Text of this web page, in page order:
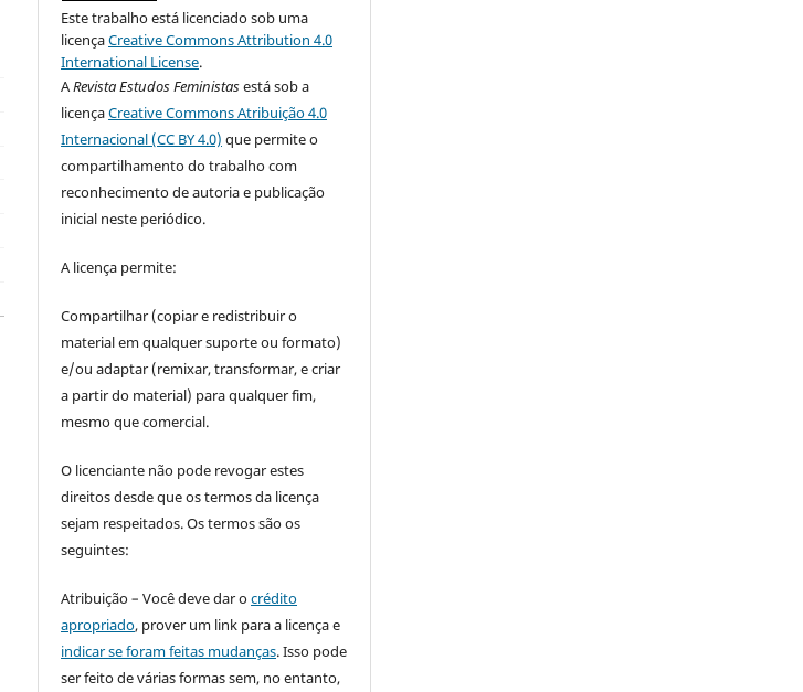
Este trabalho está licenciado sob uma
licençaCreative Commons Attribution 4.0
International License.
ARevista Estudos Feministasestá sob a
licençaCreative Commons Atribuição 4.0
Internacional (CC BY 4.0) que permite o
compartilhamento do trabalho com
reconhecimento de autoria e publicação
inicial neste periódico.
A licença permite:
Compartilhar (copiar e redistribuir o
material em qualquer suporte ou formato)
e/ou adaptar (remixar, transformar, e criar
a partir do material) para qualquer fim,
mesmo que comercial.
O licenciante não pode revogar estes
direitos desde que os termos da licença
sejam respeitados. Os termos são os
seguintes:
Atribuição – Você deve dar ocrédito
apropriado, prover um link para a licença e
indicar se foram feitas mudanças. Isso pode
ser feito de várias formas sem, no entanto,